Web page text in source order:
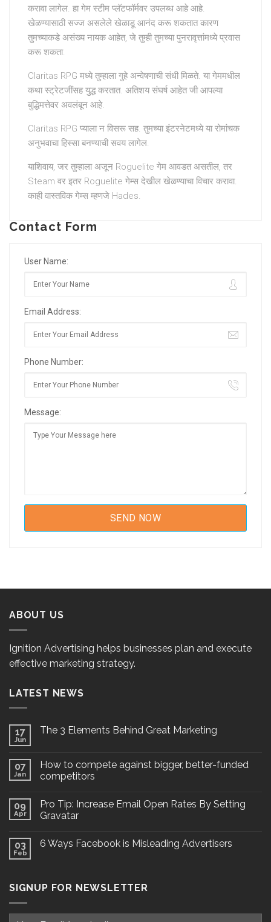
करावा लागेल. हा गेम स्टीम प्लॅटफॉर्मवर उपलब्ध आहे आहे.
खेळण्यासाठी सज्ज असलेले खेळाडू आनंद करू शकतात कारण
तुमच्याकडे असंख्य नायक आहेत, जे तुम्ही तुमच्या पुनरावृत्तांमध्ये प्रवास
करू शकता.
Claritas RPG मध्ये तुम्हाला गुहे अन्वेषणाची संधी मिळते. या गेममधील
कथा स्ट्रेटजींसह युद्ध करतात. अतिशय संघर्ष आहेत जी आपल्या
बुद्धिमत्तेवर अवलंबून आहे.
Claritas RPG प्याला न विसरू सह. तुमच्या इंटरनेटमध्ये या रोमांचक
अनुभवाचा हिस्सा बनण्याची सवय लागेल.
याशिवाय, जर तुम्हाला अजून Roguelite गेम आवडत असतील, तर
Steam वर इतर Roguelite गेम्स देखील खेळण्याचा विचार करावा.
काही वास्तविक गेम्स म्हणजे Hades.
Contact Form
User Name:
Email Address:
Phone Number:
Message:
ABOUT US
Ignition Advertising helps businesses plan and execute
effective marketing strategy.
LATEST NEWS
17
Jun
The 3 Elements Behind Great Marketing
07
Jan
How to compete against bigger, better-funded
competitors
09
Apr
Pro Tip: Increase Email Open Rates By Setting
Gravatar
03
Feb
6 Ways Facebook is Misleading Advertisers
SIGNUP FOR NEWSLETTER